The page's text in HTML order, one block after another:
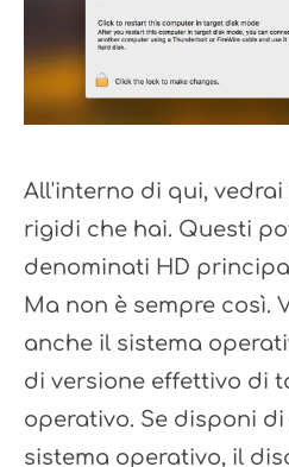
All'interno di qui,
rigidi che hai. Questi
denominati HD
Ma non è sempre così.
anche il sistema
di versione effettivo di
operativo. Se disponi
sistema operativo, il